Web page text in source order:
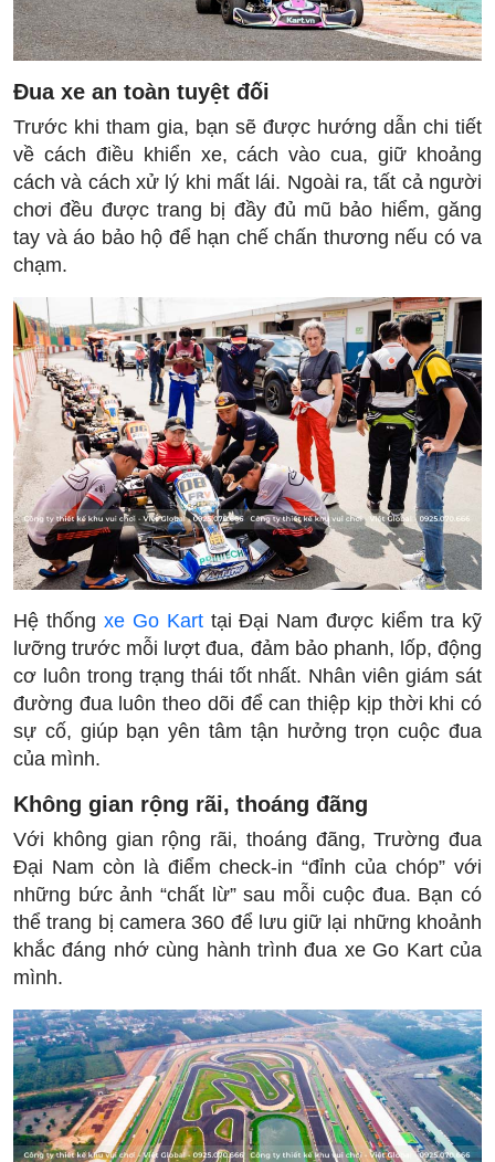
Đua xe an toàn tuyệt đối
Trước khi tham gia, bạn sẽ được hướng dẫn chi tiết
về cách điều khiển xe, cách vào cua, giữ khoảng
cách và cách xử lý khi mất lái. Ngoài ra, tất cả người
chơi đều được trang bị đầy đủ mũ bảo hiểm, găng
tay và áo bảo hộ để hạn chế chấn thương nếu có va
chạm.
Hệ thống xe Go Karttại Đại Nam được kiểm tra kỹ
lưỡng trước mỗi lượt đua, đảm bảo phanh, lốp, động
cơ luôn trong trạng thái tốt nhất. Nhân viên giám sát
đường đua luôn theo dõi để can thiệp kịp thời khi có
sự cố, giúp bạn yên tâm tận hưởng trọn cuộc đua
của mình.
Không gian rộng rãi, thoáng đãng
Với không gian rộng rãi, thoáng đãng, Trường đua
Đại Nam còn là điểm check-in “đỉnh của chóp” với
những bức ảnh “chất lừ” sau mỗi cuộc đua. Bạn có
thể trang bị camera 360 để lưu giữ lại những khoảnh
khắc đáng nhớ cùng hành trình đua xe Go Kart của
mình.